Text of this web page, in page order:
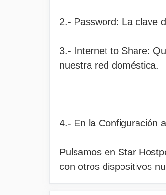
2.- Password: La clave
3.- Internet to Share:
nuestra red doméstica.
4.- En la Configuración
Pulsamos en Star
con otros dispositivos